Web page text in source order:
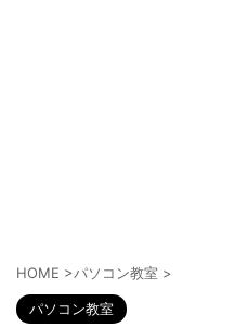
HOME >パソコン教室 >
パソコン教室